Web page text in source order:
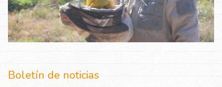
Boletín de noticias